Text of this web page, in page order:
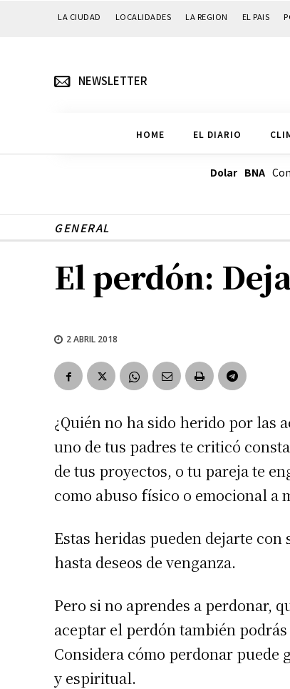
LA CIUDAD LOCALIDADES LA REGION EL PAIS
NEWSLETTER
HOME EL DIARIO
Dolar BNA
GENERAL
El perdón:
2 ABRIL 2018
¿Quién no ha sido herido por las
uno de tus padres te criticó
de tus proyectos, o tu pareja te
como abuso físico o emocional a
Estas heridas pueden dejarte
hasta deseos de venganza.
Pero si no aprendes a perdonar,
aceptar el perdón también
Considera cómo perdonar
y espiritual.